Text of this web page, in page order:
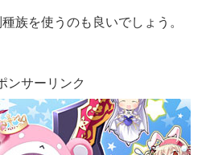
族を使うのも良いでしょう。
ンサーリンク